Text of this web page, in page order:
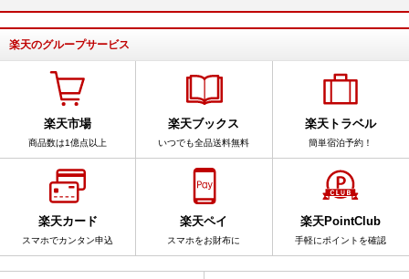
楽天のグループサービス
楽天市場
商品数は1億点以上
楽天ブックス
いつでも全品送料無料
楽天トラベル
簡単宿泊予約！
楽天カード
スマホでカンタン申込
楽天ペイ
スマホをお財布に
楽天PointClub
手軽にポイントを確認